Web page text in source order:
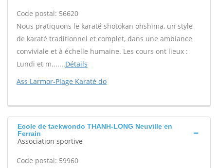
Code postal: 56620
Nous pratiquons le karaté shotokan ohshima, un style
de karaté traditionnel et complet, dans une ambiance
conviviale et à échelle humaine. Les cours ont lieux :
Lundi et m.......Détails
Ass Larmor-Plage Karaté do
Ecole de taekwondo THANH-LONG Neuville en
Ferrain
Association sportive
Code postal: 59960